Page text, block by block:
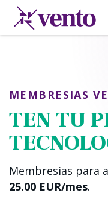
Ir al contenido
MEMBRESIAS
TEN TU
Membresias para
25.00 EUR/mes.